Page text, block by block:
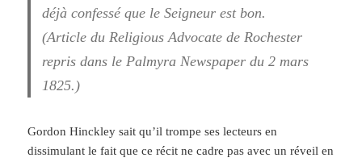
déjà confessé que le Seigneur est bon.
(Article du Religious Advocate de Rochester
repris dans le Palmyra Newspaper du 2 mars
1825.)
Gordon Hinckley sait qu’il trompe ses lecteurs en
dissimulant le fait que ce récit ne cadre pas avec un réveil en